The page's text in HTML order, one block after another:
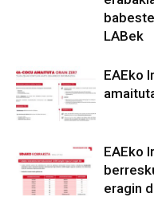
LABek
EAEko
EAEko
eragin